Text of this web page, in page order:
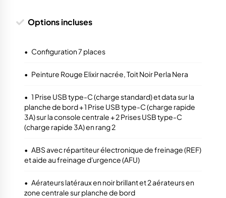
Options incluses
• Configuration 7 places
• Peinture Rouge Elixir nacrée, Toit Noir Perla Nera
• 1 Prise USB type-C (charge standard) et data sur la
planche de bord + 1 Prise USB type-C (charge rapide
3A) sur la console centrale + 2 Prises USB type-C
(charge rapide 3A) en rang 2
• ABS avec répartiteur électronique de freinage (REF)
et aide au freinage d'urgence (AFU)
• Aérateurs latéraux en noir brillant et 2 aérateurs en
zone centrale sur planche de bord